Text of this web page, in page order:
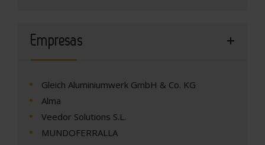
Empresas
Gleich Aluminiumwerk GmbH & Co. KG
Alma
Veedor Solutions S.L.
MUNDOFERRALLA